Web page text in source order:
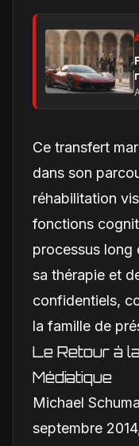
Ce transfert
dans son
réhabilitation
fonctions
processus long
sa thérapie et
confidentiels,
la famille de
Le Retour à
Médiatique
Michael
septembre